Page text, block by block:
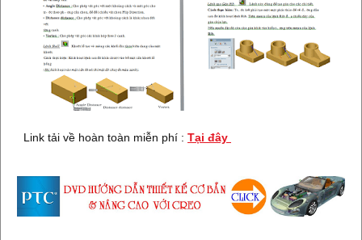
Link tải về hoàn toàn miễn phí : Tại đây